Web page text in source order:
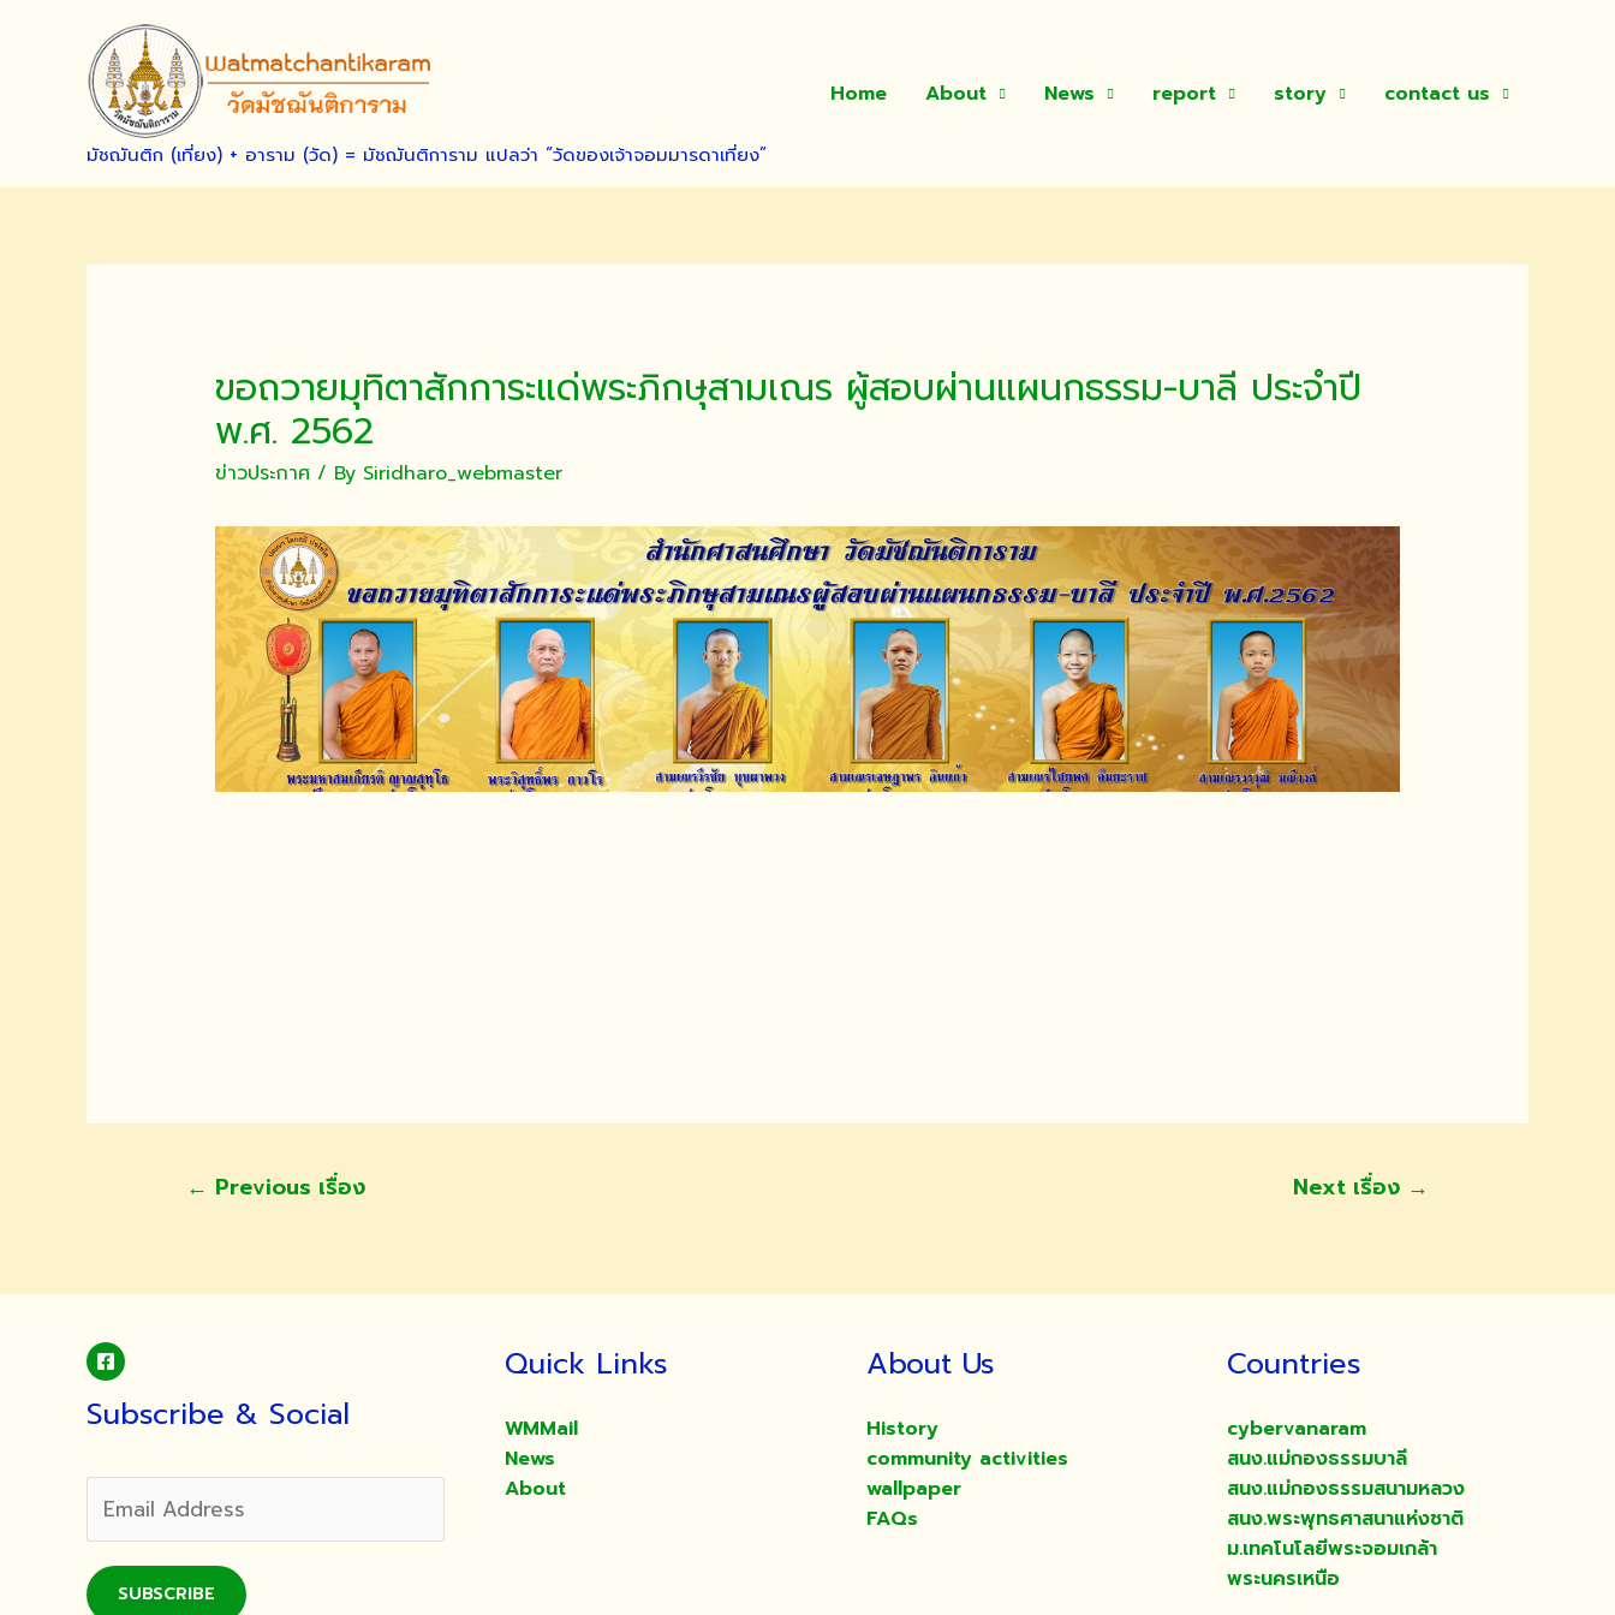
มัชฌันติก (เที่ยง) + อาราม (วัด) = มัชฌันติการาม แปลว่า “วัดของเจ้าจอมมารดาเที่ยง”
Home About News report story contact us
ขอถวายมุทิตาสักการะแด่พระภิกษุสามเณร ผู้สอบผ่านแผนกธรรม-บาลี ประจำปี
พ.ศ. 2562
ข่าวประกาศ/ By Siridharo_webmaster
← Previous เรื่อง Next เรื่อง →
Subscribe & Social
SUBSCRIBE
Quick Links
WMMail
News
About
About Us
History
community activities
wallpaper
FAQs
Countries
cybervanaram
สนง.แม่กองธรรมบาลี
สนง.แม่กองธรรมสนามหลวง
สนง.พระพุทธศาสนาแห่งชาติ
ม.เทคโนโลยีพระจอมเกล้า
พระนครเหนือ